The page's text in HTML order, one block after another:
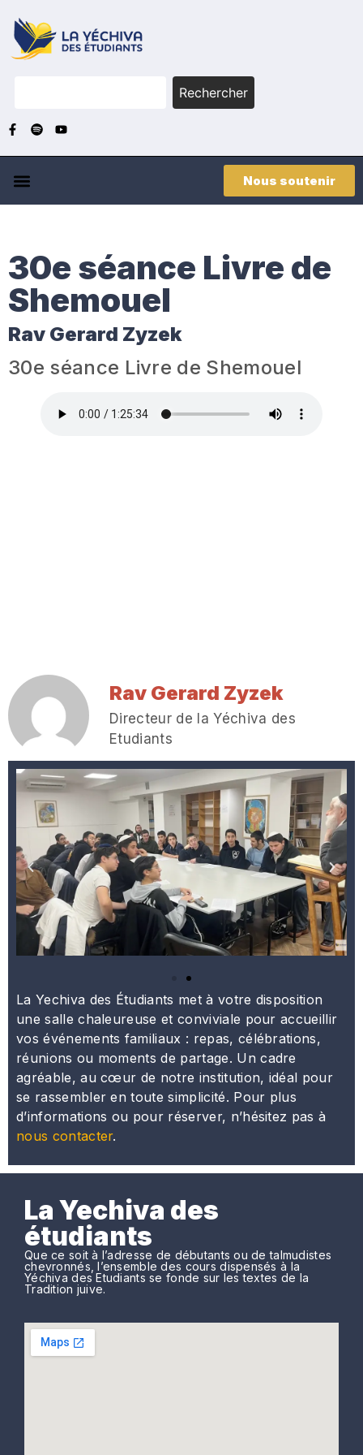
Rechercher
Nous soutenir
30e séance Livre de
Shemouel
Rav Gerard Zyzek
30e séance Livre de Shemouel
Rav Gerard Zyzek
Directeur de la Yéchiva des
Etudiants
La Yechiva des Étudiants met à votre disposition
une salle chaleureuse et conviviale pour accueillir
vos événements familiaux : repas, célébrations,
réunions ou moments de partage. Un cadre
agréable, au cœur de notre institution, idéal pour
se rassembler en toute simplicité. Pour plus
d’informations ou pour réserver, n’hésitez pas à
nous contacter.
La Yechiva des
étudiants
Que ce soit à l’adresse de débutants ou de talmudistes
chevronnés, l’ensemble des cours dispensés à la
Yéchiva des Etudiants se fonde sur les textes de la
Tradition juive.